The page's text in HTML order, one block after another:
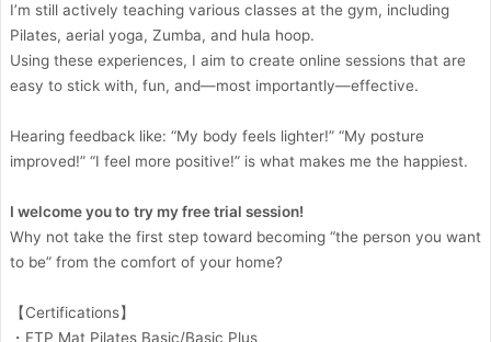
I’m still actively teaching various classes at the gym, including
Pilates, aerial yoga, Zumba, and hula hoop.
Using these experiences, I aim to create online sessions that are
easy to stick with, fun, and—most importantly—effective.
Hearing feedback like: “My body feels lighter!” “My posture
improved!” “I feel more positive!” is what makes me the happiest.
I welcome you to try my free trial session!
Why not take the first step toward becoming “the person you want
to be” from the comfort of your home?
【Certifications】
・FTP Mat Pilates Basic/Basic Plus